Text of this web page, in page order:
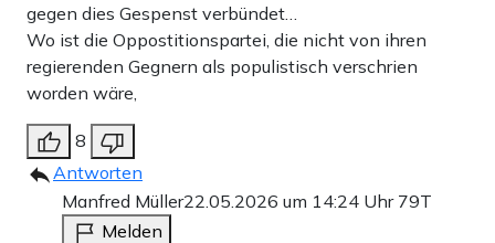
gegen dies Gespenst verbündet…
Wo ist die Oppostitionspartei, die nicht von ihren
regierenden Gegnern als populistisch verschrien
worden wäre,
8
Antworten
Manfred Müller22.05.2026 um 14:24 Uhr 79T
Melden